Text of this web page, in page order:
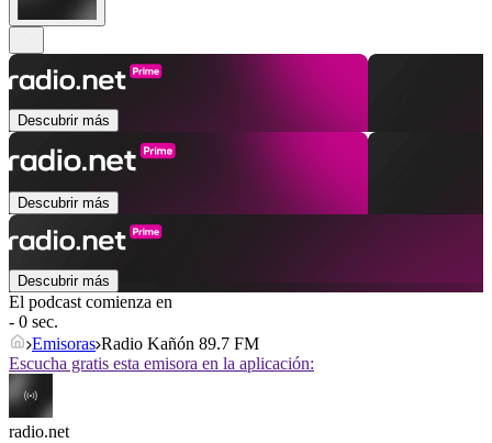
Descubrir más
Descubrir más
Descubrir más
El podcast comienza en
- 0 sec.
Emisoras Radio Kañón 89.7 FM
Escucha gratis esta emisora en la aplicación:
radio.net